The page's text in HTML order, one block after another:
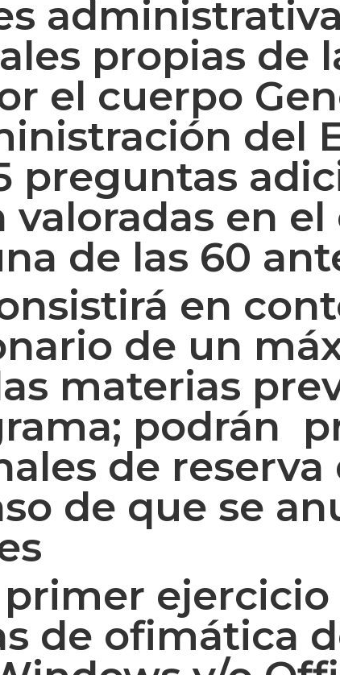
propias de
el cuerpo
del
preguntas
valoradas en el
de las 60
en
de un
materias
podrán
de reserva
de que se
de ofimática